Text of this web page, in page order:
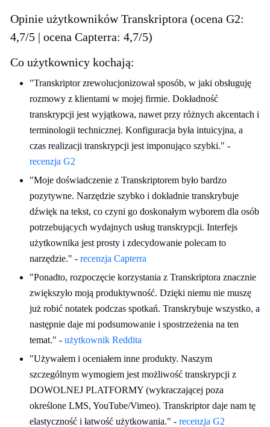
Opinie użytkowników Transkriptora (ocena G2:
4,7/5 | ocena Capterra: 4,7/5)
Co użytkownicy kochają:
"Transkriptor zrewolucjonizował sposób, w jaki obsługuję
rozmowy z klientami w mojej firmie. Dokładność
transkrypcji jest wyjątkowa, nawet przy różnych akcentach i
terminologii technicznej. Konfiguracja była intuicyjna, a
czas realizacji transkrypcji jest imponująco szybki." -
recenzja G2
"Moje doświadczenie z Transkriptorem było bardzo
pozytywne. Narzędzie szybko i dokładnie transkrybuje
dźwięk na tekst, co czyni go doskonałym wyborem dla osób
potrzebujących wydajnych usług transkrypcji. Interfejs
użytkownika jest prosty i zdecydowanie polecam to
narzędzie." - recenzja Capterra
"Ponadto, rozpoczęcie korzystania z Transkriptora znacznie
zwiększyło moją produktywność. Dzięki niemu nie muszę
już robić notatek podczas spotkań. Transkrybuje wszystko, a
następnie daje mi podsumowanie i spostrzeżenia na ten
temat." - użytkownik Reddita
"Używałem i oceniałem inne produkty. Naszym
szczególnym wymogiem jest możliwość transkrypcji z
DOWOLNEJ PLATFORMY (wykraczającej poza
określone LMS, YouTube/Vimeo). Transkriptor daje nam tę
elastyczność i łatwość użytkowania." - recenzja G2